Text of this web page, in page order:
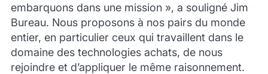
embarquons dans une mission », a souligné Jim
Bureau. Nous proposons à nos pairs du monde
entier, en particulier ceux qui travaillent dans le
domaine des technologies achats, de nous
rejoindre et d’appliquer le même raisonnement.